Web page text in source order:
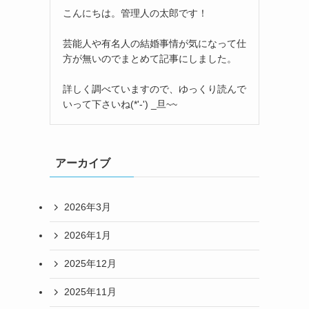
こんにちは。管理人の太郎です！
芸能人や有名人の結婚事情が気になって仕
方が無いのでまとめて記事にしました。
詳しく調べていますので、ゆっくり読んで
いって下さいね(*'-') _旦~~
アーカイブ
2026年3月
2026年1月
2025年12月
2025年11月